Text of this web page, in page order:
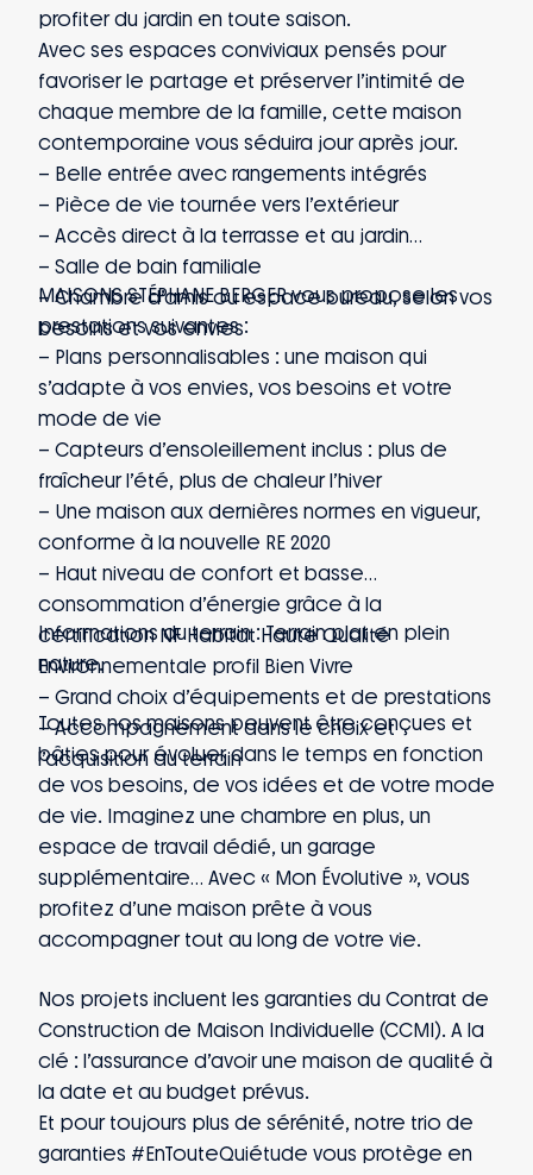
profiter du jardin en toute saison.
Avec ses espaces conviviaux pensés pour
favoriser le partage et préserver l’intimité de
chaque membre de la famille, cette maison
contemporaine vous séduira jour après jour.
– Belle entrée avec rangements intégrés
– Pièce de vie tournée vers l’extérieur
– Accès direct à la terrasse et au jardin
– Salle de bain familiale
– Chambre d’amis ou espace bureau, selon vos
besoins et vos envies
MAISONS STÉPHANE BERGER vous propose les
prestations suivantes :
– Plans personnalisables : une maison qui
s’adapte à vos envies, vos besoins et votre
mode de vie
– Capteurs d’ensoleillement inclus : plus de
fraîcheur l’été, plus de chaleur l’hiver
– Une maison aux dernières normes en vigueur,
conforme à la nouvelle RE 2020
– Haut niveau de confort et basse
consommation d’énergie grâce à la
certification NF Habitat Haute Qualité
Environnementale profil Bien Vivre
– Grand choix d’équipements et de prestations
– Accompagnement dans le choix et
l’acquisition du terrain
Informations du terrain : Terrain plat en plein
nature.
Toutes nos maisons peuvent être conçues et
bâties pour évoluer dans le temps en fonction
de vos besoins, de vos idées et de votre mode
de vie. Imaginez une chambre en plus, un
espace de travail dédié, un garage
supplémentaire… Avec « Mon Évolutive », vous
profitez d’une maison prête à vous
accompagner tout au long de votre vie.
Nos projets incluent les garanties du Contrat de
Construction de Maison Individuelle (CCMI). A la
clé : l’assurance d’avoir une maison de qualité à
la date et au budget prévus.
Et pour toujours plus de sérénité, notre trio de
garanties #EnTouteQuiétude vous protège en